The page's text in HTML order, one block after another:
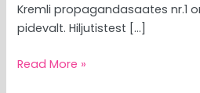
Kremli propagandasaates nr.1
pidevalt. Hiljutistest […]
Read More »